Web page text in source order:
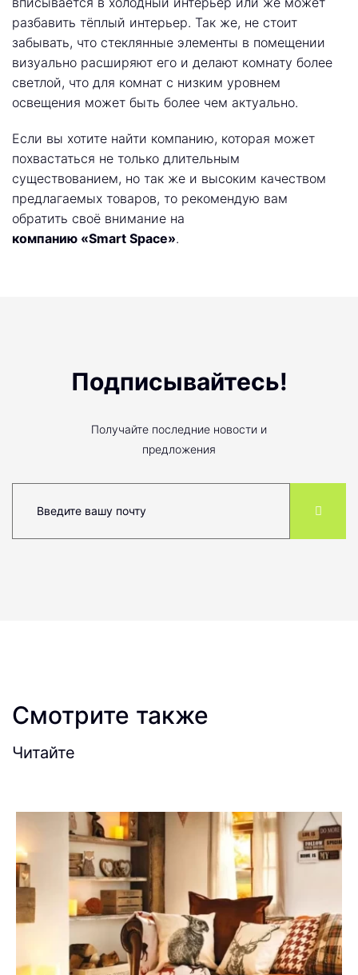
разбавить тёплый интерьер. Так же, не стоит
забывать, что стеклянные элементы в помещении
визуально расширяют его и делают комнату более
светлой, что для комнат с низким уровнем
освещения может быть более чем актуально.
Если вы хотите найти компанию, которая может
похвастаться не только длительным
существованием, но так же и высоким качеством
предлагаемых товаров, то рекомендую вам
обратить своё внимание на
компанию «Smart Space».
Подписывайтесь!
Получайте последние новости и
предложения
Смотрите также
Читайте